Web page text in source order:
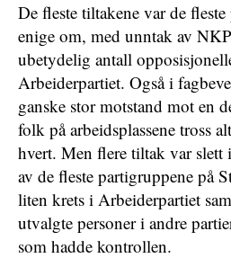
De fleste tiltakene var de
enige om, med unntak av
ubetydelig antall
Arbeiderpartiet. Også i
ganske stor motstand mot en
folk på arbeidsplassene tross
hvert. Men flere tiltak var
av de fleste partigruppene på
liten krets i Arbeiderpartiet
utvalgte personer i andre
som hadde kontrollen.